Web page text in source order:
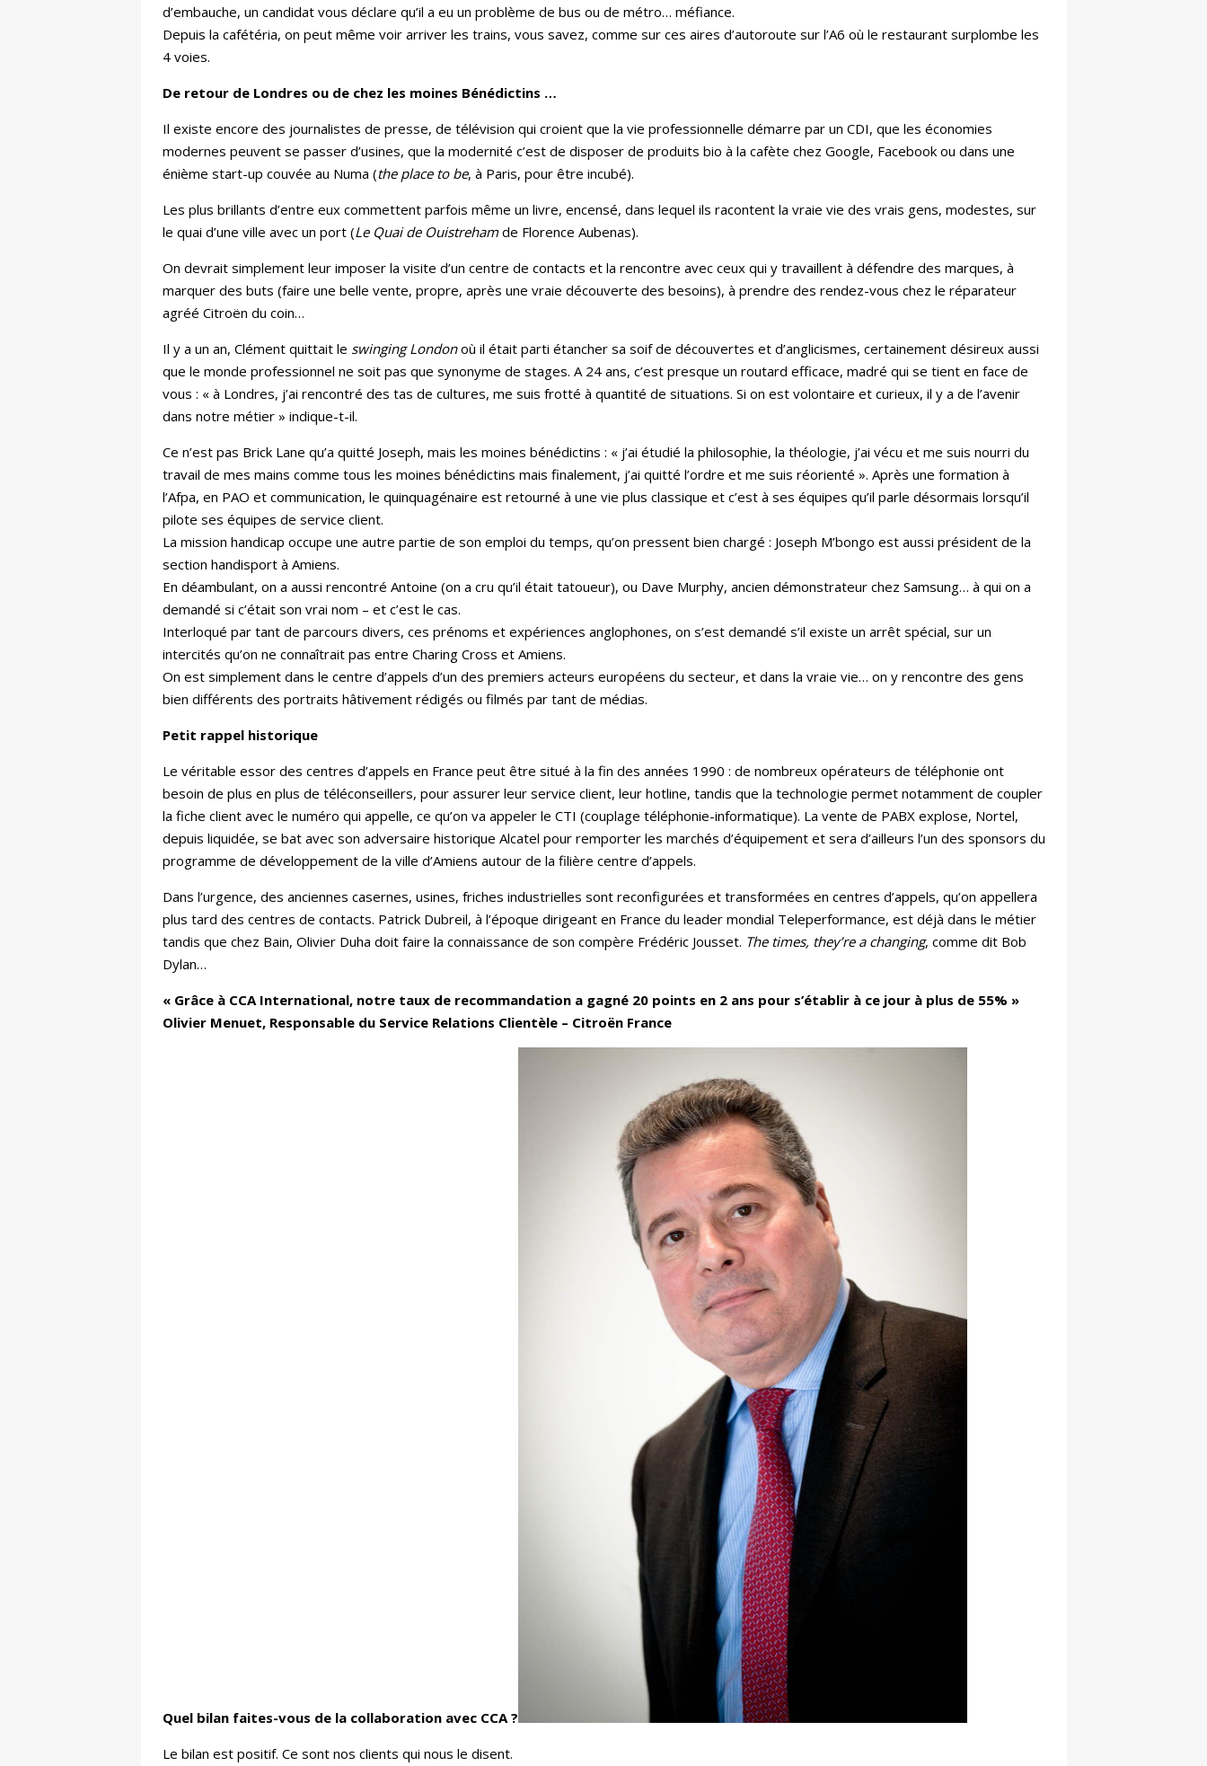
d’embauche, un candidat vous déclare qu’il a eu un problème de bus ou de métro… méfiance.
Depuis la cafétéria, on peut même voir arriver les trains, vous savez, comme sur ces aires d’autoroute sur l’A6 où le restaurant surplombe les
4 voies.
De retour de Londres ou de chez les moines Bénédictins …
Il existe encore des journalistes de presse, de télévision qui croient que la vie professionnelle démarre par un CDI, que les économies
modernes peuvent se passer d’usines, que la modernité c’est de disposer de produits bio à la cafète chez Google, Facebook ou dans une
énième start-up couvée au Numa (the place to be, à Paris, pour être incubé).
Les plus brillants d’entre eux commettent parfois même un livre, encensé, dans lequel ils racontent la vraie vie des vrais gens, modestes, sur
le quai d’une ville avec un port (Le Quai de Ouistrehamde Florence Aubenas).
On devrait simplement leur imposer la visite d’un centre de contacts et la rencontre avec ceux qui y travaillent à défendre des marques, à
marquer des buts (faire une belle vente, propre, après une vraie découverte des besoins), à prendre des rendez-vous chez le réparateur
agréé Citroën du coin…
Il y a un an, Clément quittait le swinging Londonoù il était parti étancher sa soif de découvertes et d’anglicismes, certainement désireux aussi
que le monde professionnel ne soit pas que synonyme de stages. A 24 ans, c’est presque un routard efficace, madré qui se tient en face de
vous : « à Londres, j’ai rencontré des tas de cultures, me suis frotté à quantité de situations. Si on est volontaire et curieux, il y a de l’avenir
dans notre métier » indique-t-il.
Ce n’est pas Brick Lane qu’a quitté Joseph, mais les moines bénédictins : « j’ai étudié la philosophie, la théologie, j’ai vécu et me suis nourri du
travail de mes mains comme tous les moines bénédictins mais finalement, j’ai quitté l’ordre et me suis réorienté ». Après une formation à
l’Afpa, en PAO et communication, le quinquagénaire est retourné à une vie plus classique et c’est à ses équipes qu’il parle désormais lorsqu’il
pilote ses équipes de service client.
La mission handicap occupe une autre partie de son emploi du temps, qu’on pressent bien chargé : Joseph M’bongo est aussi président de la
section handisport à Amiens.
En déambulant, on a aussi rencontré Antoine (on a cru qu’il était tatoueur), ou Dave Murphy, ancien démonstrateur chez Samsung… à qui on a
demandé si c’était son vrai nom – et c’est le cas.
Interloqué par tant de parcours divers, ces prénoms et expériences anglophones, on s’est demandé s’il existe un arrêt spécial, sur un
intercités qu’on ne connaîtrait pas entre Charing Cross et Amiens.
On est simplement dans le centre d’appels d’un des premiers acteurs européens du secteur, et dans la vraie vie… on y rencontre des gens
bien différents des portraits hâtivement rédigés ou filmés par tant de médias.
Petit rappel historique
Le véritable essor des centres d’appels en France peut être situé à la fin des années 1990 : de nombreux opérateurs de téléphonie ont
besoin de plus en plus de téléconseillers, pour assurer leur service client, leur hotline, tandis que la technologie permet notamment de coupler
la fiche client avec le numéro qui appelle, ce qu’on va appeler le CTI (couplage téléphonie-informatique). La vente de PABX explose, Nortel,
depuis liquidée, se bat avec son adversaire historique Alcatel pour remporter les marchés d’équipement et sera d’ailleurs l’un des sponsors du
programme de développement de la ville d’Amiens autour de la filière centre d’appels.
Dans l’urgence, des anciennes casernes, usines, friches industrielles sont reconfigurées et transformées en centres d’appels, qu’on appellera
plus tard des centres de contacts. Patrick Dubreil, à l’époque dirigeant en France du leader mondial Teleperformance, est déjà dans le métier
tandis que chez Bain, Olivier Duha doit faire la connaissance de son compère Frédéric Jousset. The times, they’re a changing, comme dit Bob
Dylan…
« Grâce à CCA International, notre taux de recommandation a gagné 20 points en 2 ans pour s’établir à ce jour à plus de 55% »
Olivier Menuet, Responsable du Service Relations Clientèle – Citroën France
Quel bilan faites-vous de la collaboration avec CCA ?
Le bilan est positif. Ce sont nos clients qui nous le disent.